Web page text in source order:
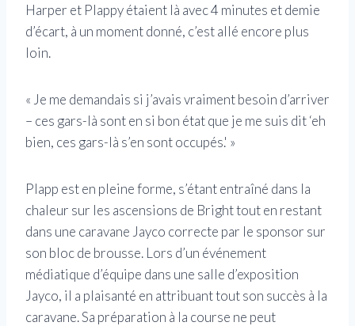
Harper et Plappy étaient là avec 4 minutes et demie
d’écart, à un moment donné, c’est allé encore plus
loin.
« Je me demandais si j’avais vraiment besoin d’arriver
– ces gars-là sont en si bon état que je me suis dit ‘eh
bien, ces gars-là s’en sont occupés.' »
Plapp est en pleine forme, s’étant entraîné dans la
chaleur sur les ascensions de Bright tout en restant
dans une caravane Jayco correcte par le sponsor sur
son bloc de brousse. Lors d’un événement
médiatique d’équipe dans une salle d’exposition
Jayco, il a plaisanté en attribuant tout son succès à la
caravane. Sa préparation à la course ne peut